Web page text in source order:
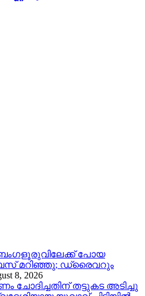
പോയ
മറിഞ്ഞു; ഡ്രൈവറും
8, 2026
ചോദിച്ചതിന് തട്ടുകട അടിച്ചു